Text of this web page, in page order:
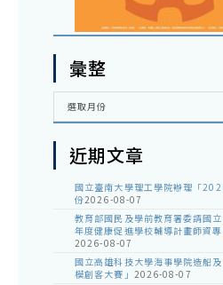
彙整
彙
選取月份
近期文章
國立臺南大學理工學院辦理「
份2026-08-07
教育部國民及學前教育署委請國
年度健康促進學校輔導計畫師資
2026-08-07
國立高雄科技大學海事學院造船
模創客大賽」 2026-08-07